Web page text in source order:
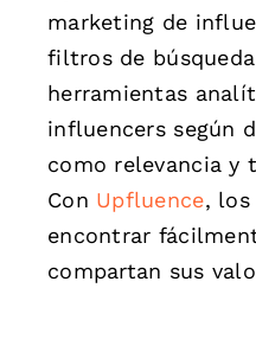
marketing de
filtros de
herramientas
influencers según
como relevancia y
Con Upfluence, los
encontrar
compartan sus